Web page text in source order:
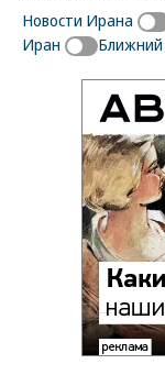
Новости Ирана
Иран
Ближний